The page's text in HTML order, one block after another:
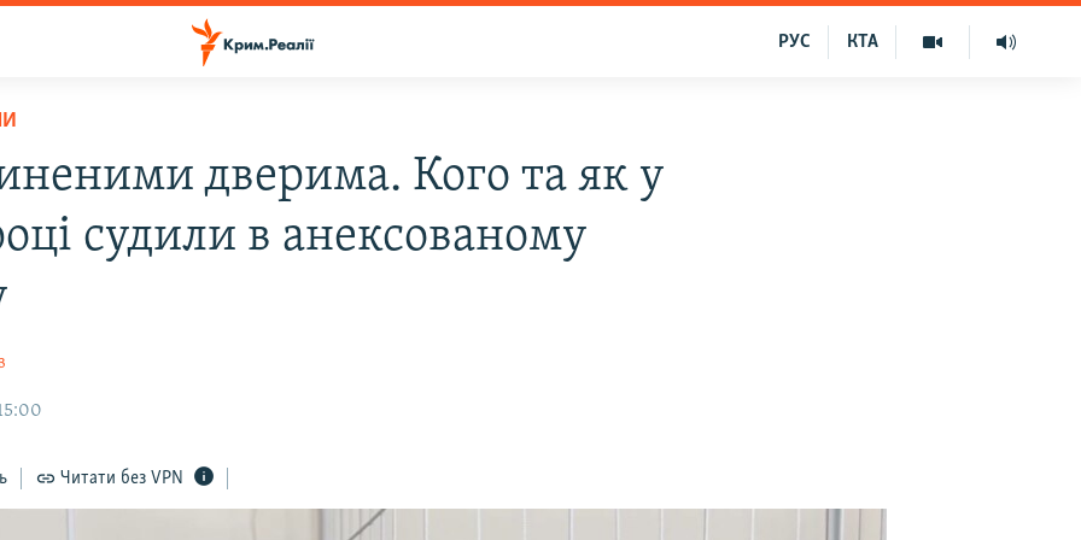
КТА
РУС
дверима. Кого та як у
судили в анексованому
Читати без VPN